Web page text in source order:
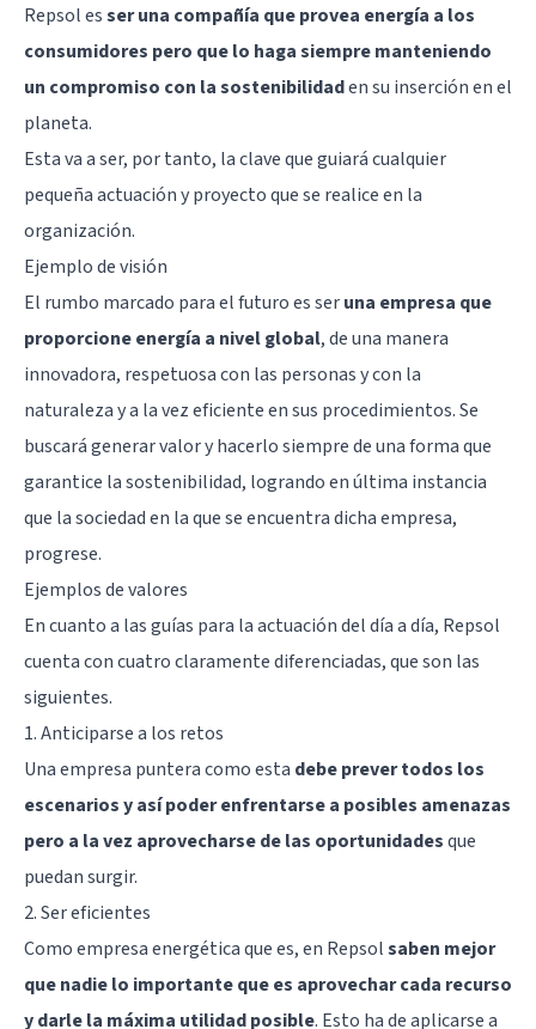
Repsol esser una compañía que provea energía a los
consumidores pero que lo haga siempre manteniendo
un compromiso con la sostenibilidaden su inserción en el
planeta.
Esta va a ser, por tanto, la clave que guiará cualquier
pequeña actuación y proyecto que se realice en la
organización.
Ejemplo de visión
El rumbo marcado para el futuro es seruna empresa que
proporcione energía a nivel global, de una manera
innovadora, respetuosa con las personas y con la
naturaleza y a la vez eficiente en sus procedimientos. Se
buscará generar valor y hacerlo siempre de una forma que
garantice la sostenibilidad, logrando en última instancia
que la sociedad en la que se encuentra dicha empresa,
progrese.
Ejemplos de valores
En cuanto a las guías para la actuación del día a día, Repsol
cuenta con cuatro claramente diferenciadas, que son las
siguientes.
1. Anticiparse a los retos
Una empresa puntera como esta debe prever todos los
escenarios y así poder enfrentarse a posibles amenazas
pero a la vez aprovecharse de las oportunidadesque
puedan surgir.
2. Ser eficientes
Como empresa energética que es, en Repsolsaben mejor
que nadie lo importante que es aprovechar cada recurso
y darle la máxima utilidad posible. Esto ha de aplicarse a